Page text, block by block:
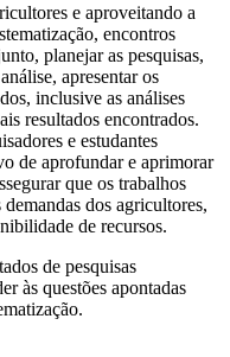
e aproveitando a
encontros
planejar as pesquisas,
apresentar os
inclusive as análises
resultados encontrados.
e estudantes
de aprofundar e aprimorar
que os trabalhos
dos agricultores,
de recursos.
de pesquisas
às questões apontadas